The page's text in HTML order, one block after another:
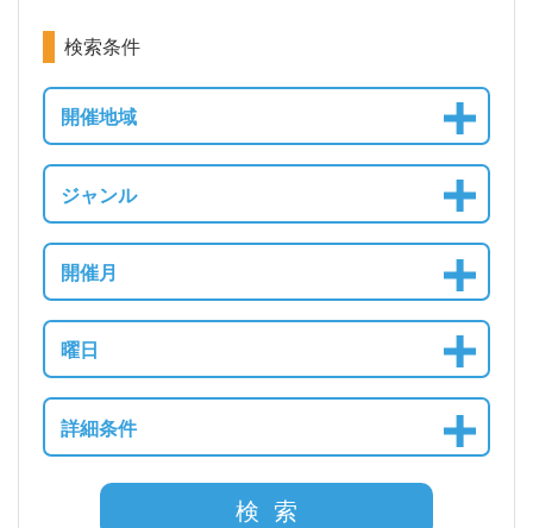
検索条件
開催地域
ジャンル
開催月
曜日
詳細条件
検 索